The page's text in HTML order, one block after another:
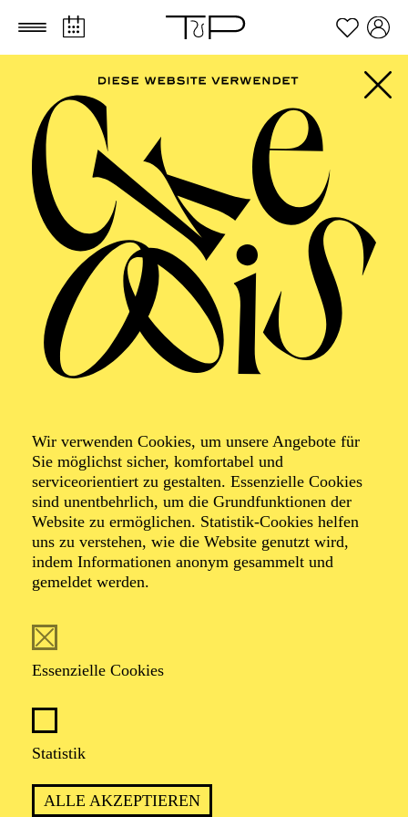
Zum Hauptinhalt springen Zum Footer springen
Wir verwenden Cookies, um unsere Angebote für
Sie möglichst sicher, komfortabel und
serviceorientiert zu gestalten. Essenzielle Cookies
sind unentbehrlich, um die Grundfunktionen der
Website zu ermöglichen. Statistik-Cookies helfen
uns zu verstehen, wie die Website genutzt wird,
indem Informationen anonym gesammelt und
gemeldet werden.
Essenzielle Cookies
Statistik
ALLE AKZEPTIEREN
Foto: Benne Ochs
KS. Christina Clark
Sopran
Minnesota, geboren. Noch während ihrer
Ann Arbor debütierte sie als Rosina ("Il Barbiere di
Gretel ("Hänsel und Gretel") an der Toledo Opera
sowie Musette ("La Bohème") an der Cleveland Opera.